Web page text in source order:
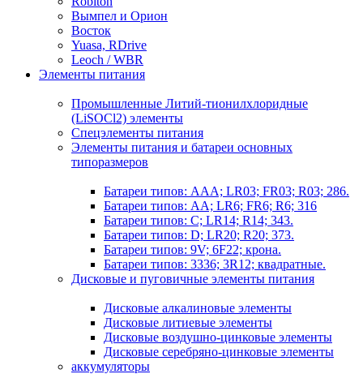
Вымпел и Орион
Восток
Yuasa, RDrive
Leoch / WBR
Элементы питания
Промышленные Литий-тионилхлоридные
(LiSOCl2) элементы
Спецэлементы питания
Элементы питания и батареи основных
типоразмеров
Батареи типов: AAA; LR03; FR03; R03; 286.
Батареи типов: AA; LR6; FR6; R6; 316
Батареи типов: C; LR14; R14; 343.
Батареи типов: D; LR20; R20; 373.
Батареи типов: 9V; 6F22; крона.
Батареи типов: 3336; 3R12; квадратные.
Дисковые и пуговичные элементы питания
Дисковые алкалиновые элементы
Дисковые литиевые элементы
Дисковые воздушно-цинковые элементы
Дисковые серебряно-цинковые элементы
аккумуляторы